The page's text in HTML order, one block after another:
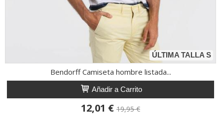
ÚLTIMA TALLA S
Bendorff Camiseta hombre listada...
Añadir a Carrito
12,01 € 19,95 €